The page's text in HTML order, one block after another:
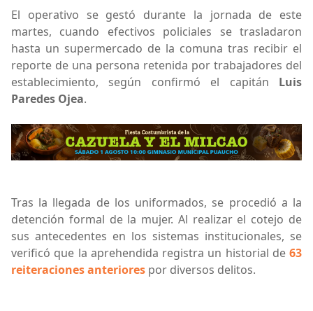
El operativo se gestó durante la jornada de este
martes, cuando efectivos policiales se trasladaron
hasta un supermercado de la comuna tras recibir el
reporte de una persona retenida por trabajadores del
establecimiento, según confirmó el capitán Luis
Paredes Ojea.
Tras la llegada de los uniformados, se procedió a la
detención formal de la mujer. Al realizar el cotejo de
sus antecedentes en los sistemas institucionales, se
verificó que la aprehendida registra un historial de 63
reiteraciones anteriores por diversos delitos.